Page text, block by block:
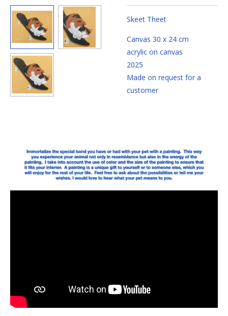
Skeet Theet
Canvas 30 x 24 cm
acrylic on canvas
2025
Made on request for a
customer